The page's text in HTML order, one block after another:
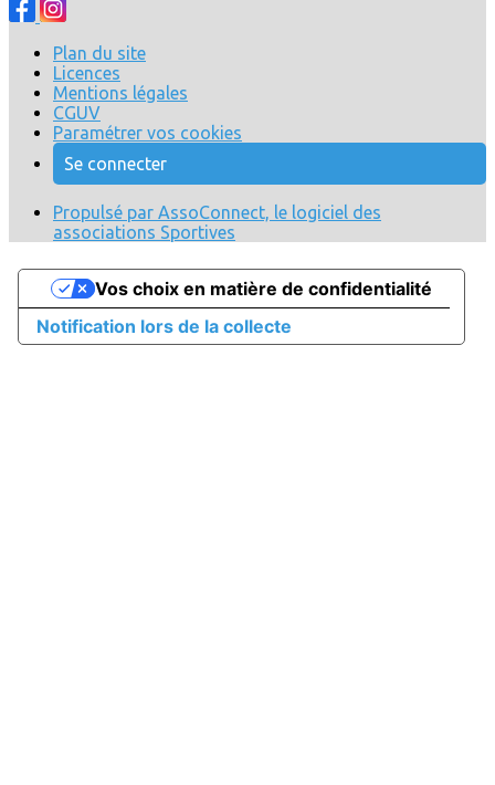
Plan du site
Licences
Mentions légales
CGUV
Paramétrer vos cookies
Se connecter
Propulsé par AssoConnect, le logiciel des
associations Sportives
Notification lors de la collecte
Vos choix en matière de confidentialité